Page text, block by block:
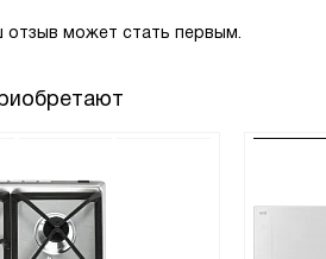
отзыв может стать первым.